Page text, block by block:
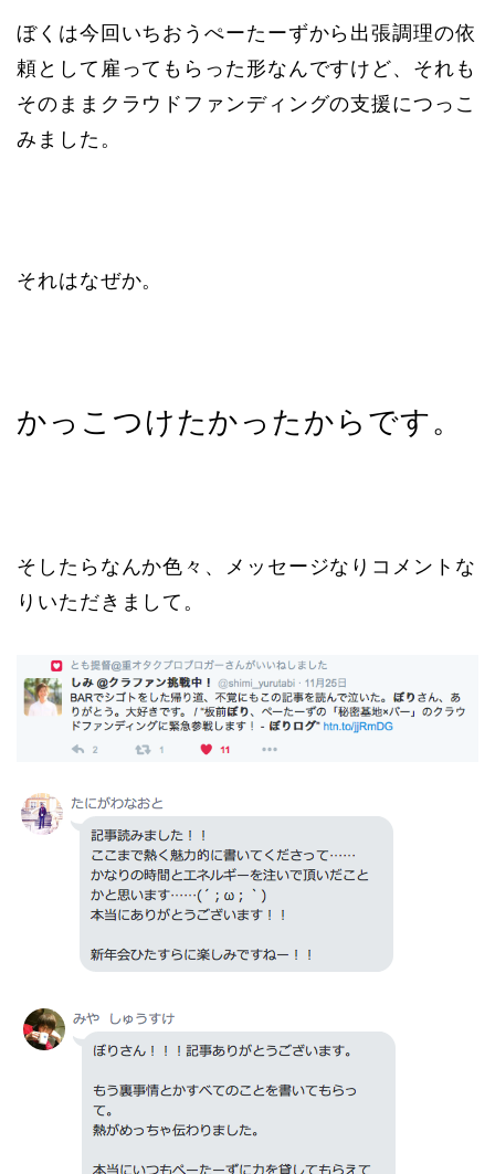
ぼくは今回いちおうぺーたーずから出張調理の依
頼として雇ってもらった形なんですけど、それも
そのままクラウドファンディングの支援につっこ
みました。
それはなぜか。
かっこつけたかったからです。
そしたらなんか色々、メッセージなりコメントな
りいただきまして。